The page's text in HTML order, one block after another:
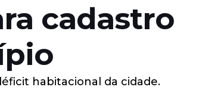
cadastro
habitacional da cidade.